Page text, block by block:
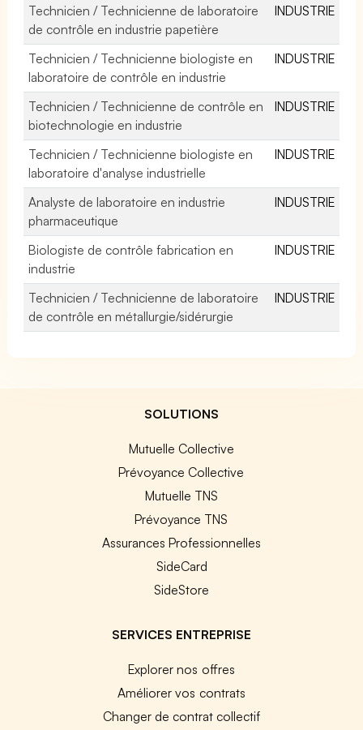
Technicien / Technicienne de laboratoire
de contrôle en industrie papetière
INDUSTRIE
Technicien / Technicienne biologiste en
laboratoire de contrôle en industrie
INDUSTRIE
Technicien / Technicienne de contrôle en
biotechnologie en industrie
INDUSTRIE
Technicien / Technicienne biologiste en
laboratoire d'analyse industrielle
INDUSTRIE
Analyste de laboratoire en industrie
pharmaceutique
INDUSTRIE
Biologiste de contrôle fabrication en
industrie
INDUSTRIE
Technicien / Technicienne de laboratoire
de contrôle en métallurgie/sidérurgie
INDUSTRIE
SOLUTIONS
Mutuelle Collective
Prévoyance Collective
Mutuelle TNS
Prévoyance TNS
Assurances Professionnelles
SideCard
SideStore
SERVICES ENTREPRISE
Explorer nos offres
Améliorer vos contrats
Changer de contrat collectif